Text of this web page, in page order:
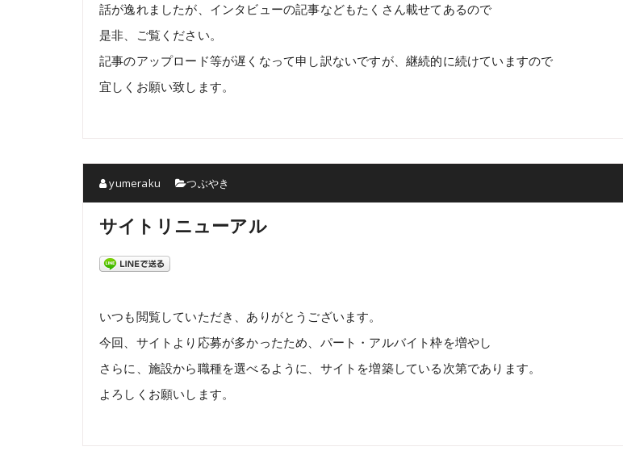
話が逸れましたが、インタビューの記事などもたくさん載せてあるので
是非、ご覧ください。
記事のアップロード等が遅くなって申し訳ないですが、継続的に続けていますので
宜しくお願い致します。
yumeraku つぶやき
サイトリニューアル
いつも閲覧していただき、ありがとうございます。
今回、サイトより応募が多かったため、パート・アルバイト枠を増やし
さらに、施設から職種を選べるように、サイトを増築している次第であります。
よろしくお願いします。